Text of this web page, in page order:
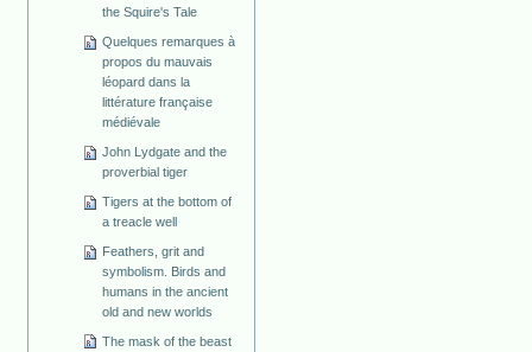
the Squire's Tale
Quelques remarques à
propos du mauvais
léopard dans la
littérature française
médiévale
John Lydgate and the
proverbial tiger
Tigers at the bottom of
a treacle well
Feathers, grit and
symbolism. Birds and
humans in the ancient
old and new worlds
The mask of the beast